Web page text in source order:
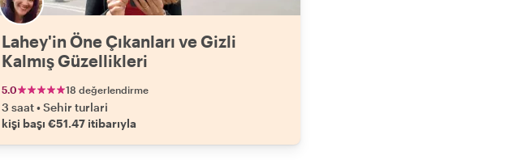
Lahey'in Öne Çıkanları ve Gizli
Kalmış Güzellikleri
5.0 18 değerlendirme
3 saat•Sehir turlari
kişi başı €51.47 itibarıyla